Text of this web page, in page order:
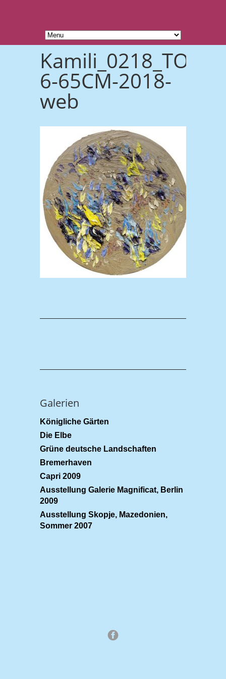
6-65CM-2018-
web
Galerien
Königliche Gärten
Die Elbe
Grüne deutsche Landschaften
Bremerhaven
Capri 2009
Ausstellung Galerie Magnificat, Berlin
2009
Ausstellung Skopje, Mazedonien,
Sommer 2007